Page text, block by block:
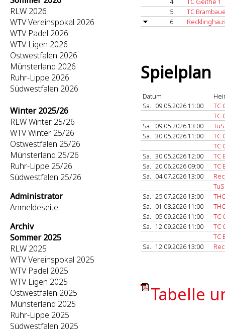
RLW 2026
WTV Vereinspokal 2026
WTV Padel 2026
WTV Ligen 2026
Ostwestfalen 2026
Münsterland 2026
Ruhr-Lippe 2026
Südwestfalen 2026
Winter 2025/26
RLW Winter 25/26
WTV Winter 25/26
Ostwestfalen 25/26
Münsterland 25/26
Ruhr-Lippe 25/26
Südwestfalen 25/26
Administrator
Anmeldeseite
Archiv
Sommer 2025
RLW 2025
WTV Vereinspokal 2025
WTV Padel 2025
WTV Ligen 2025
Ostwestfalen 2025
Münsterland 2025
Ruhr-Lippe 2025
Südwestfalen 2025
5
TC
6
Spielplan
Datum
Sa. 09.05.2026 11:00
TC
TC
Sa. 09.05.2026 13:00
Sa. 30.05.2026 11:00
TC
TC
Sa. 30.05.2026 12:00
TC
Sa. 20.06.2026 09:00
TC
Sa. 04.07.2026 13:00
Sa. 25.07.2026 13:00
Sa. 01.08.2026 11:00
Sa. 05.09.2026 11:00
TC
Sa. 12.09.2026 11:00
TC
TC
Sa. 12.09.2026 13:00
Tabelle